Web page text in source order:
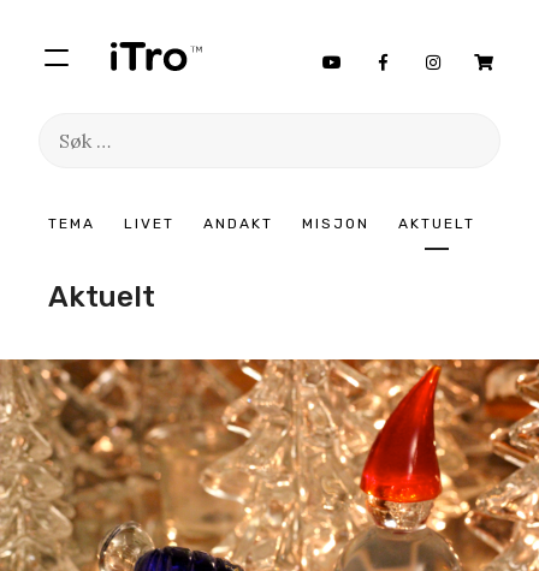
TEMA LIVET ANDAKT MISJON AKTUELT
Søk
Aktuelt